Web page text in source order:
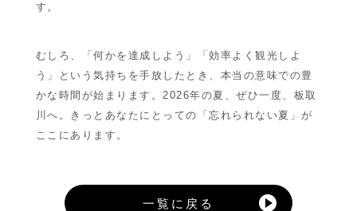
す。
むしろ、「何かを達成しよう」「効率よく観光しよ
う」という気持ちを手放したとき、本当の意味での豊
かな時間が始まります。2026年の夏、ぜひ一度、板取
川へ。きっとあなたにとっての「忘れられない夏」が
ここにあります。
一覧に戻る